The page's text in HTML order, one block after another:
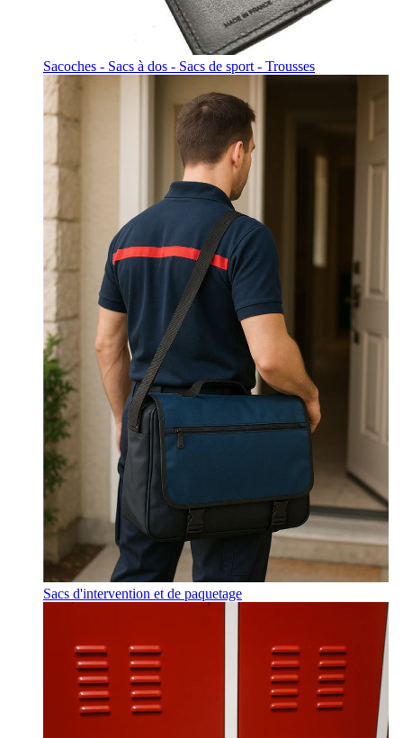
Sacoches - Sacs à dos - Sacs de sport - Trousses
Sacs d'intervention et de paquetage